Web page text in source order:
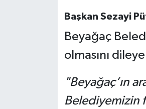
Başkan Sezayi
Beyağaç
olmasını
"Beyağaç’ın
Belediyemizin